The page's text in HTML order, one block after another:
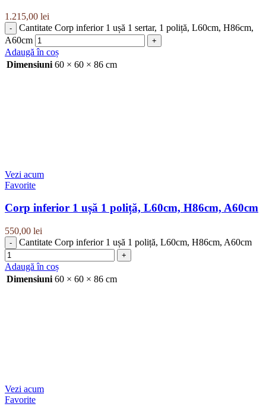
1.215,00 lei
Cantitate Corp inferior 1 ușă 1 sertar, 1 poliță, L60cm, H86cm,
A60cm
Adaugă în coș
Dimensiuni 60 × 60 × 86 cm
Vezi acum
Favorite
Corp inferior 1 ușă 1 poliță, L60cm, H86cm, A60cm
550,00 lei
Cantitate Corp inferior 1 ușă 1 poliță, L60cm, H86cm, A60cm
Adaugă în coș
Dimensiuni 60 × 60 × 86 cm
Vezi acum
Favorite